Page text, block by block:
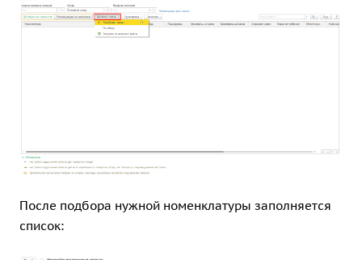
После подбора нужной номенклатуры заполняется
список: